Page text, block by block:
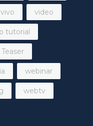
video
tutorial
webinar
webtv